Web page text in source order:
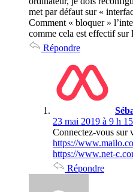
met par défaut sur «
Comment « bloquer »
comme cela est effectif sur
Répondre
23 mai 2019 à 9 h
Connectez-vous sur
https://
https://www.net-
Répondre